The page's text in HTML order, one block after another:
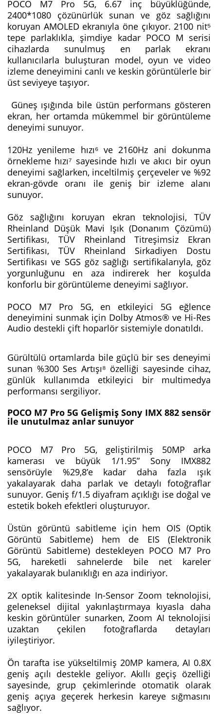
POCO M7 Pro 5G, 6.67 inç büyüklüğünde,
2400*1080 çözünürlük sunan ve göz sağlığını
koruyan AMOLED ekranıyla öne çıkıyor. 2100 nit⁵
tepe parlaklıkla, şimdiye kadar POCO M serisi
cihazlarda sunulmuş en parlak ekranı
kullanıcılarla buluşturan model, oyun ve video
izleme deneyimini canlı ve keskin görüntülerle bir
üst seviyeye taşıyor.
Güneş ışığında bile üstün performans gösteren
ekran, her ortamda mükemmel bir görüntüleme
deneyimi sunuyor.
120Hz yenileme hızı⁶ ve 2160Hz ani dokunma
örnekleme hızı⁷ sayesinde hızlı ve akıcı bir oyun
deneyimi sağlarken, inceltilmiş çerçeveler ve %92
ekran-gövde oranı ile geniş bir izleme alanı
sunuyor.
Göz sağlığını koruyan ekran teknolojisi, TÜV
Rheinland Düşük Mavi Işık (Donanım Çözümü)
Sertifikası, TÜV Rheinland Titreşimsiz Ekran
Sertifikası, TÜV Rheinland Sirkadiyen Dostu
Sertifikası ve SGS göz sağlığı sertifikalarıyla, göz
yorgunluğunu en aza indirerek her koşulda
konforlu bir görüntüleme deneyimi sağlıyor.
POCO M7 Pro 5G, en etkileyici 5G eğlence
deneyimini sunmak için Dolby Atmos® ve Hi-Res
Audio destekli çift hoparlör sistemiyle donatıldı.
Gürültülü ortamlarda bile güçlü bir ses deneyimi
sunan %300 Ses Artışı⁸ özelliği sayesinde cihaz,
günlük kullanımda etkileyici bir multimedya
performansı sergiliyor.
POCO M7 Pro 5G Gelişmiş Sony IMX 882 sensör
ile unutulmaz anlar sunuyor
POCO M7 Pro 5G, geliştirilmiş 50MP arka
kamerası ve büyük 1/1.95” Sony IMX882
sensörüyle %29,8’e kadar daha fazla ışık
yakalayarak daha parlak ve detaylı fotoğraflar
sunuyor. Geniş f/1.5 diyafram açıklığı ise doğal ve
estetik bokeh efektleri oluşturuyor.
Üstün görüntü sabitleme için hem OIS (Optik
Görüntü Sabitleme) hem de EIS (Elektronik
Görüntü Sabitleme) destekleyen POCO M7 Pro
5G, hareketli sahnelerde bile net kareler
yakalayarak bulanıklığı en aza indiriyor.
2X optik kalitesinde In-Sensor Zoom teknolojisi,
geleneksel dijital yakınlaştırmaya kıyasla daha
keskin görüntüler sunarken, Zoom AI teknolojisi
uzaktan çekilen fotoğraflarda detayları
iyileştiriyor.
Ön tarafta ise yükseltilmiş 20MP kamera, AI 0.8X
geniş açılı destekle geliyor. Akıllı geçiş özelliği
sayesinde, grup çekimlerinde otomatik olarak
geniş açıya geçerek herkesin kareye sığmasını
sağlıyor.